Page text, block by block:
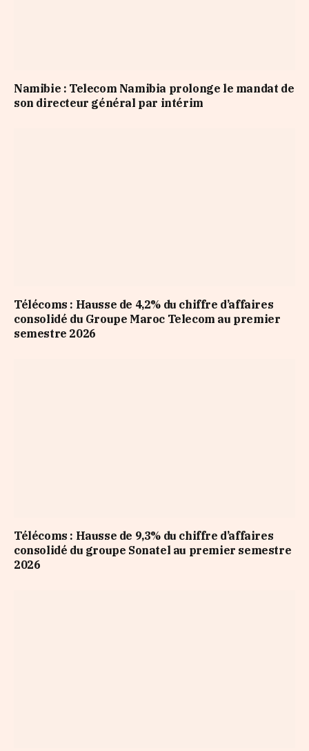
Namibie : Telecom Namibia prolonge le mandat de
son directeur général par intérim
Télécoms : Hausse de 4,2% du chiffre d’affaires
consolidé du Groupe Maroc Telecom au premier
semestre 2026
Télécoms : Hausse de 9,3% du chiffre d’affaires
consolidé du groupe Sonatel au premier semestre
2026